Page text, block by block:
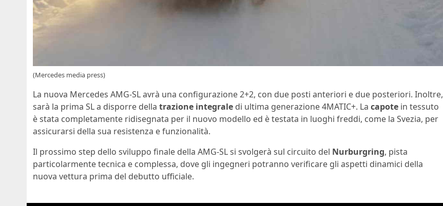
(Mercedes media press)
La nuova Mercedes AMG-SL avrà una configurazione 2+2, con due posti anteriori e due posteriori. Inoltre,
sarà la prima SL a disporre della trazione integrale di ultima generazione 4MATIC+. La capote in tessuto
è stata completamente ridisegnata per il nuovo modello ed è testata in luoghi freddi, come la Svezia, per
assicurarsi della sua resistenza e funzionalità.
Il prossimo step dello sviluppo finale della AMG-SL si svolgerà sul circuito del Nurburgring, pista
particolarmente tecnica e complessa, dove gli ingegneri potranno verificare gli aspetti dinamici della
nuova vettura prima del debutto ufficiale.